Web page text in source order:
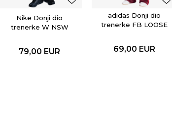
Nike Donji dio
trenerke W NSW
79,00 EUR
adidas Donji dio
trenerke FB LOOSE
69,00 EUR